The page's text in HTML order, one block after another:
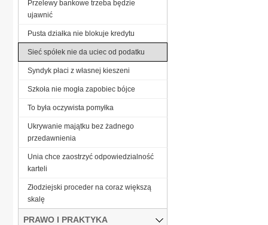
Przelewy bankowe trzeba będzie
ujawnić
Pusta działka nie blokuje kredytu
Sieć spółek nie da uciec od podatku
Syndyk płaci z własnej kieszeni
Szkoła nie mogła zapobiec bójce
To była oczywista pomyłka
Ukrywanie majątku bez żadnego
przedawnienia
Unia chce zaostrzyć odpowiedzialność
karteli
Złodziejski proceder na coraz większą
skalę
PRAWO I PRAKTYKA